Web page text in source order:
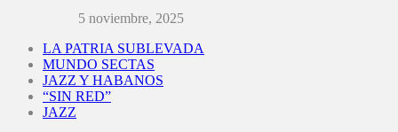
5 noviembre, 2025
LA PATRIA SUBLEVADA
MUNDO SECTAS
JAZZ Y HABANOS
“SIN RED”
JAZZ